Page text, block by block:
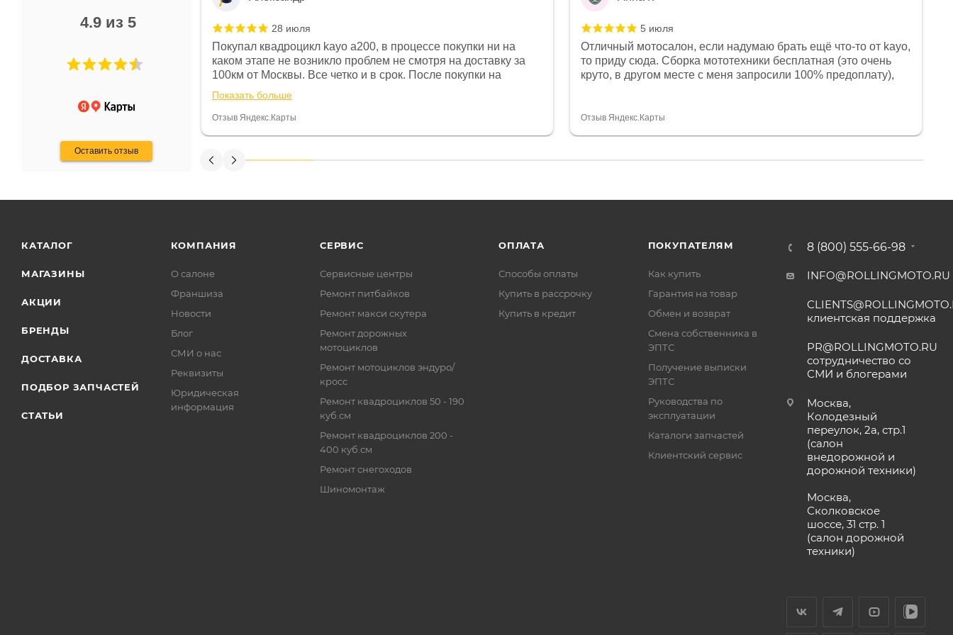
4.9 из 5
Оставить отзыв
Не понравились условия
и дают только на год)
28 июля
Покупал квадроцикл kayo a200, в процессе покупки ни на
каком этапе не возникло проблем не смотря на доставку за
100км от Москвы. Все четко и в срок. После покупки на
спидометре всегда был 0, при этом представители магазина
постоянно были на связи и в итоге проблема была решена.
Считаю, что это говорит о небезразличии к клиенту после
Показать больше
Отзыв Яндекс.Карты
5 июля
Отличный мотосалон, если надумаю брать ещё что-то от kayo,
то приду сюда. Сборка мототехники бесплатная (это очень
круто, в другом месте с меня запросили 100% предоплату),
спасибо отдельное, всегда на связи, очень детально всё
Отзыв Яндекс.Карты
КАТАЛОГ
МАГАЗИНЫ
АКЦИИ
БРЕНДЫ
ДОСТАВКА
ПОДБОР ЗАПЧАСТЕЙ
СТАТЬИ
КОМПАНИЯ
О салоне
Франшиза
Новости
Блог
СМИ о нас
Реквизиты
Юридическая
информация
СЕРВИС
Сервисные центры
Ремонт питбайков
Ремонт макси скутера
Ремонт дорожных
мотоциклов
Ремонт мотоциклов эндуро/
кросс
Ремонт квадроциклов 50 - 190
куб.см
Ремонт квадроциклов 200 -
400 куб.см
Ремонт снегоходов
Шиномонтаж
ОПЛАТА
Способы оплаты
Купить в рассрочку
Купить в кредит
ПОКУПАТЕЛЯМ
Как купить
Гарантия на товар
Обмен и возврат
Смена собственника в
ЭПТС
Получение выписки
ЭПТС
Руководства по
эксплуатации
Каталоги запчастей
Клиентский сервис
8 (800) 555-66-98
INFO@ROLLINGMOTO.RU
клиентская поддержка
PR@ROLLINGMOTO.RU
сотрудничество со
СМИ и блогерами
Москва,
Колодезный
переулок, 2а, стр.1
(салон
внедорожной и
дорожной техники)
Москва,
Сколковское
шоссе, 31 стр. 1
(салон дорожной
техники)